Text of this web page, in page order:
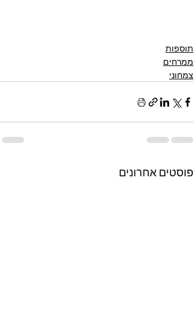
תוספות
ממרחים
צמחוני
פוסטים אחרונים